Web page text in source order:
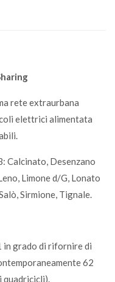
rete extraurbana
elettrici alimentata
Calcinato, Desenzano
Limone d/G, Lonato
Sirmione, Tignale.
in grado di rifornire di
62
quadricicli).